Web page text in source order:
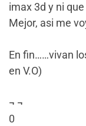
imax 3d y ni
Mejor, asi me
En fin……vivan
en V.O)
¬ ¬
0